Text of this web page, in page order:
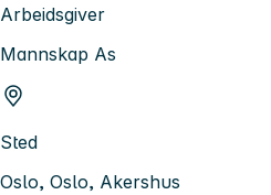
Arbeidsgiver
Mannskap As
Sted
Oslo, Oslo, Akershus